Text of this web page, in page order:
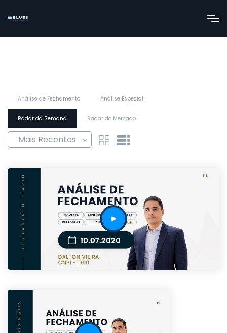
Análise de Fechamento Análise Especial
Radar da Semana Radar do Mercado